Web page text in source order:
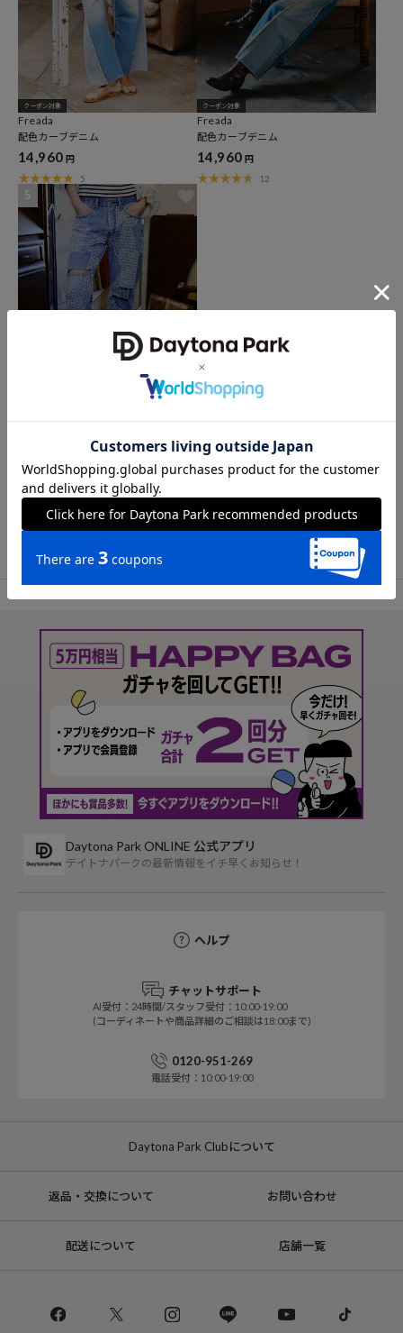
クーポン対象
Freada
配色カーブデニム
14,960 円
5
クーポン対象
Freada
配色カーブデニム
14,960 円
12
5
Vintageハンドステッチ リメイク デニ
この条件ですべて見る
Daytona Park ONLINE 公式アプリ
デイトナパークの最新情報をイチ早くお知らせ！
ヘルプ
チャットサポート
AI受付：24時間/スタッフ受付：10:00-19:00
(コーディネートや商品詳細のご相談は18:00まで)
0120-951-269
電話受付：10:00-19:00
Daytona Park Clubについて
返品・交換について お問い合わせ
配送について 店舗一覧